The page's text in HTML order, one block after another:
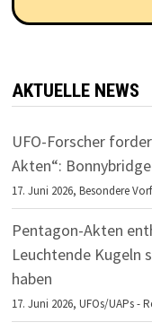
AKTUELLE NEWS
UFO-Forscher
Akten“:
17. Juni 2026,Besondere
Pentagon-Akten
Leuchtende Kugeln
haben
17. Juni 2026,UFOs/UAPs -